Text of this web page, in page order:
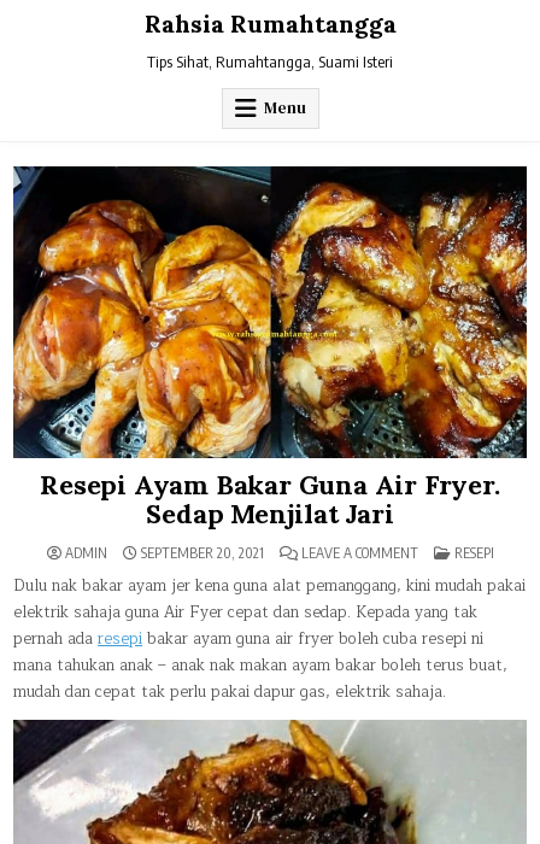
Rahsia Rumahtangga
Tips Sihat, Rumahtangga, Suami Isteri
Menu
Resepi Ayam Bakar Guna Air Fryer.
Sedap Menjilat Jari
ADMIN SEPTEMBER 20, 2021 LEAVE A COMMENTON
AYAM
BAKAR
GUNA
AIR
FRYER.
SEDAP
MENJILAT
JARI
POSTED
RESEPI
Dulu nak bakar ayam jer kena guna alat pemanggang, kini mudah pakai
elektrik sahaja guna Air Fyer cepat dan sedap. Kepada yang tak
pernah adaresepibakar ayam guna air fryer boleh cuba resepi ni
mana tahukan anak – anak nak makan ayam bakar boleh terus buat,
mudah dan cepat tak perlu pakai dapur gas, elektrik sahaja.